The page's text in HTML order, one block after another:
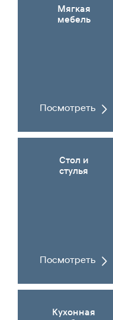
Мягкая
мебель
Посмотреть
Стол и
стулья
Посмотреть
Кухонная